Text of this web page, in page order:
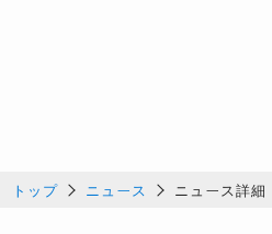
トップ ニュース ニュース詳細